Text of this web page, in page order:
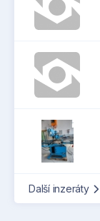
Další inzeráty